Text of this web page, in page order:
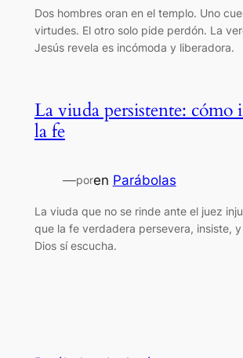
Dos hombres oran en el templo. Uno
virtudes. El otro solo pide perdón. La
Jesús revela es incómoda y liberadora.
La viuda persistente: cómo
la fe
—poren Parábolas
La viuda que no se rinde ante el juez
que la fe verdadera persevera, insiste,
Dios sí escucha.